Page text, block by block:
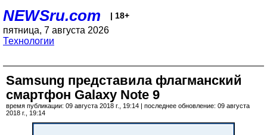
NEWSru.com | 18+
пятница, 7 августа 2026
Технологии
Samsung представила флагманский
смартфон Galaxy Note 9
время публикации: 09 августа 2018 г., 19:14 | последнее обновление: 09 августа
2018 г., 19:14